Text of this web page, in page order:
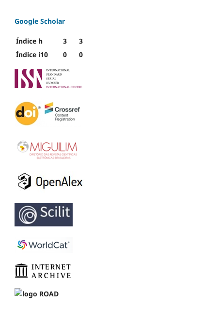
Google Scholar
Índice h 3
3
Índice i10
0 0